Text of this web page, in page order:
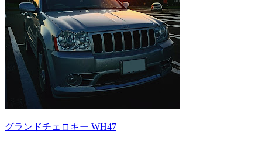
グランドチェロキー WH47